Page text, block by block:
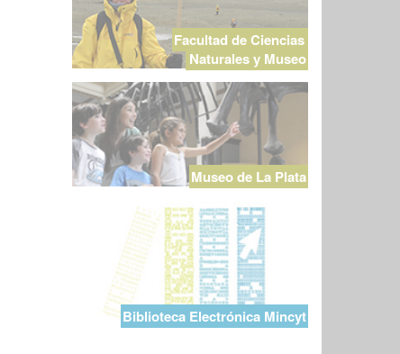
Facultad de Ciencias
Naturales y Museo
Museo de La Plata
Biblioteca Electrónica Mincyt